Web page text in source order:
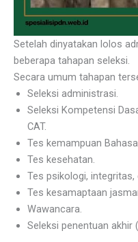
Setelah dinyatakan lolos
beberapa tahapan seleksi.
Secara umum tahapan
Seleksi administrasi.
Seleksi Kompetensi
CAT.
Tes kemampuan
Tes kesehatan.
Tes psikologi, integritas,
Tes kesamaptaan
Wawancara.
Seleksi penentuan akhir